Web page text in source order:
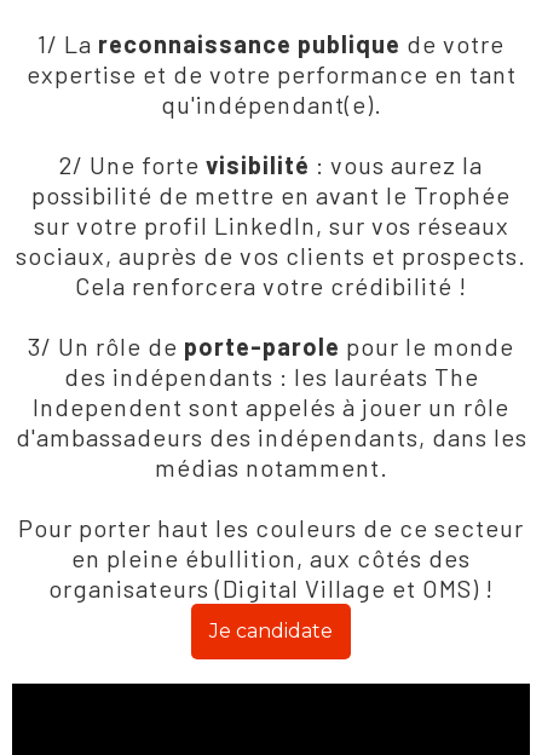
1/ La reconnaissance publique de votre
expertise et de votre performance en tant
qu'indépendant(e).
2/ Une forte visibilité : vous aurez la
possibilité de mettre en avant le Trophée
sur votre profil LinkedIn, sur vos réseaux
sociaux, auprès de vos clients et prospects.
Cela renforcera votre crédibilité !
3/ Un rôle de porte-parole pour le monde
des indépendants : les lauréats The
Independent sont appelés à jouer un rôle
d'ambassadeurs des indépendants, dans les
médias notamment.
Pour porter haut les couleurs de ce secteur
en pleine ébullition, aux côtés des
organisateurs (Digital Village et OMS) !
Je candidate